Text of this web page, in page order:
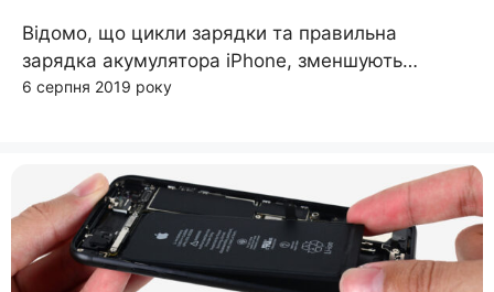
Відомо, що цикли зарядки та правильна
зарядка акумулятора iPhone, зменшують…
6 серпня 2019 року